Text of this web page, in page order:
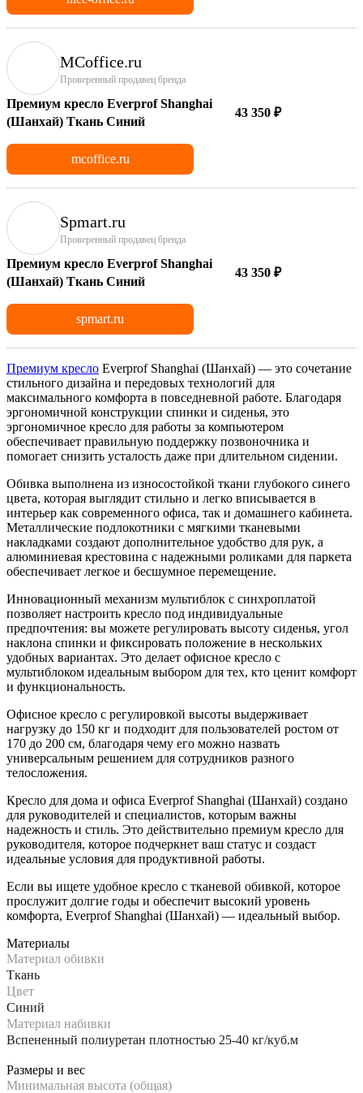
MCoffice.ru
Проверенный продавец бренда
Премиум кресло Everprof Shanghai
(Шанхай) Ткань Синий
43 350 ₽
mcoffice.ru
Spmart.ru
Проверенный продавец бренда
Премиум кресло Everprof Shanghai
(Шанхай) Ткань Синий
43 350 ₽
spmart.ru
Премиум кресло Everprof Shanghai (Шанхай) — это сочетание
стильного дизайна и передовых технологий для
максимального комфорта в повседневной работе. Благодаря
эргономичной конструкции спинки и сиденья, это
эргономичное кресло для работы за компьютером
обеспечивает правильную поддержку позвоночника и
помогает снизить усталость даже при длительном сидении.
Обивка выполнена из износостойкой ткани глубокого синего
цвета, которая выглядит стильно и легко вписывается в
интерьер как современного офиса, так и домашнего кабинета.
Металлические подлокотники с мягкими тканевыми
накладками создают дополнительное удобство для рук, а
алюминиевая крестовина с надежными роликами для паркета
обеспечивает легкое и бесшумное перемещение.
Инновационный механизм мультиблок с синхроплатой
позволяет настроить кресло под индивидуальные
предпочтения: вы можете регулировать высоту сиденья, угол
наклона спинки и фиксировать положение в нескольких
удобных вариантах. Это делает офисное кресло с
мультиблоком идеальным выбором для тех, кто ценит комфорт
и функциональность.
Офисное кресло с регулировкой высоты выдерживает
нагрузку до 150 кг и подходит для пользователей ростом от
170 до 200 см, благодаря чему его можно назвать
универсальным решением для сотрудников разного
телосложения.
Кресло для дома и офиса Everprof Shanghai (Шанхай) создано
для руководителей и специалистов, которым важны
надежность и стиль. Это действительно премиум кресло для
руководителя, которое подчеркнет ваш статус и создаст
идеальные условия для продуктивной работы.
Если вы ищете удобное кресло с тканевой обивкой, которое
прослужит долгие годы и обеспечит высокий уровень
комфорта, Everprof Shanghai (Шанхай) — идеальный выбор.
Материалы
Материал обивки
Ткань
Цвет
Синий
Материал набивки
Вспененный полиуретан плотностью 25-40 кг/куб.м
Размеры и вес
Минимальная высота (общая)